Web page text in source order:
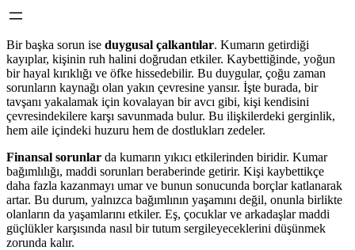
Bir başka sorun ise duygusal çalkantılar. Kumarın getirdiği
kayıplar, kişinin ruh halini doğrudan etkiler. Kaybettiğinde, yoğun
bir hayal kırıklığı ve öfke hissedebilir. Bu duygular, çoğu zaman
sorunların kaynağı olan yakın çevresine yansır. İşte burada, bir
tavşanı yakalamak için kovalayan bir avcı gibi, kişi kendisini
çevresindekilere karşı savunmada bulur. Bu ilişkilerdeki gerginlik,
hem aile içindeki huzuru hem de dostlukları zedeler.
Finansal sorunlar da kumarın yıkıcı etkilerinden biridir. Kumar
bağımlılığı, maddi sorunları beraberinde getirir. Kişi kaybettikçe
daha fazla kazanmayı umar ve bunun sonucunda borçlar katlanarak
artar. Bu durum, yalnızca bağımlının yaşamını değil, onunla birlikte
olanların da yaşamlarını etkiler. Eş, çocuklar ve arkadaşlar maddi
güçlükler karşısında nasıl bir tutum sergileyeceklerini düşünmek
zorunda kalır.